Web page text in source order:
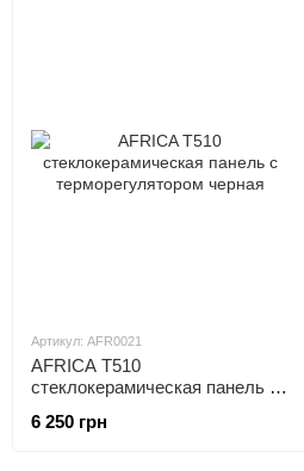
Артикул: AFR0021
AFRICA T510
стеклокерамическая панель с
6 250 грн